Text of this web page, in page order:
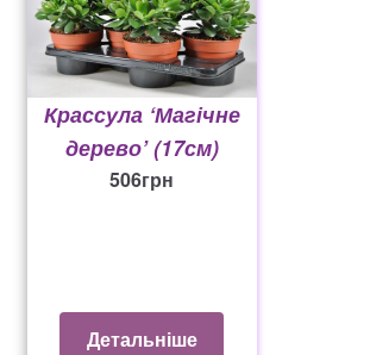
Крассула ‘Магічне
дерево’ (17см)
506грн
Детальніше